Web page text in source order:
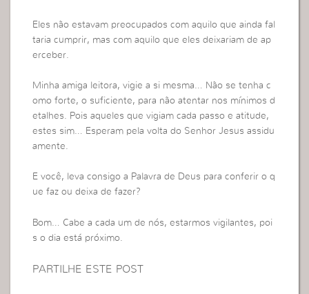
Eles não estavam preocupados com aquilo que ainda fal
taria cumprir, mas com aquilo que eles deixariam de ap
erceber.
Minha amiga leitora, vigie a si mesma… Não se tenha c
omo forte, o suficiente, para não atentar nos mínimos d
etalhes. Pois aqueles que vigiam cada passo e atitude,
estes sim… Esperam pela volta do Senhor Jesus assidu
amente.
E você, leva consigo a Palavra de Deus para conferir o q
ue faz ou deixa de fazer?
Bom… Cabe a cada um de nós, estarmos vigilantes, poi
s o dia está próximo.
PARTILHE ESTE POST